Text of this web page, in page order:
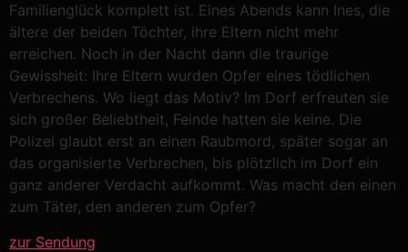
Familienglück komplett ist. Eines Abends kann Ines, die
ältere der beiden Töchter, ihre Eltern nicht mehr
erreichen. Noch in der Nacht dann die traurige
Gewissheit: Ihre Eltern wurden Opfer eines tödlichen
Verbrechens. Wo liegt das Motiv? Im Dorf erfreuten sie
sich großer Beliebtheit, Feinde hatten sie keine. Die
Polizei glaubt erst an einen Raubmord, später sogar an
das organisierte Verbrechen, bis plötzlich im Dorf ein
ganz anderer Verdacht aufkommt. Was macht den einen
zum Täter, den anderen zum Opfer?
zur Sendung